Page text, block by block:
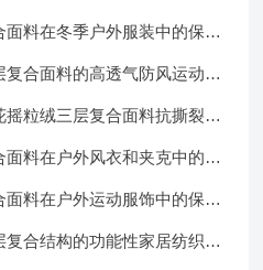
料在冬季户外服装中的保暖
合面料的高透气防风运动服
粒绒三层复合面料抗撕裂与
料在户外风衣和夹克中的应
料在户外运动服饰中的保暖
合结构的功能性家居纺织品